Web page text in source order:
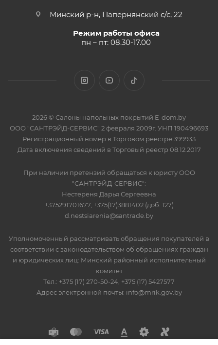
Минский р-н, Папернянский с/с, 22
Режим работы офиса
пн – пт: 08.30-17.00
2026 © Салоны напольных покрытий E-dom.by
ООО "САНТРЭЙД-СЕРВИС" 2 февраля 2009г. УНП 190496693
Регистрационный номер в Торговом реестре 399933
Дата включения сведений в Торговый реестр 08.12.2017
При наличии претензий обращаться к юристу ООО
"САНТРЭЙД-СЕРВИС":
Нестереня Дарья Сергеевна
+375291701677, +375(17)3881402 (доб. 127)
d.nestsiarenia@santrade.by
Уполномоченный рассматривать обращения покупателей в
соответствии с законодательством об обращениях граждан
и юридических лиц: Минский районный исполнительный
комитет
Тел.: +375 (17) 270-50-24, +375 (17) 5427577
Адрес электронной почты: info@mrik.gov.by